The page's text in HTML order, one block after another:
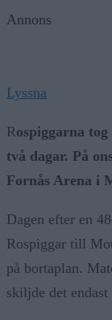
Annons
Lyssna
Rospiggarna
två dagar. På
Fornås Arena i
Dagen efter en
Rospiggar till
på bortaplan.
skiljde det